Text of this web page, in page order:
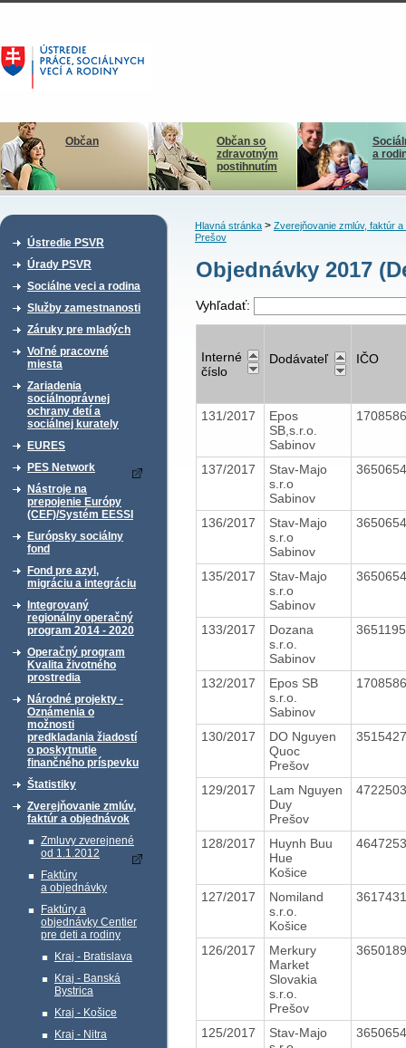
Občan
Občan so
zdravotným
postihnutím
a
Ústredie PSVR
Úrady PSVR
Sociálne veci a rodina
Služby zamestnanosti
Záruky pre mladých
Voľné pracovné
miesta
Zariadenia
sociálnoprávnej
ochrany detí a
sociálnej kurately
EURES
PES Network
Nástroje na
prepojenie Európy
(CEF)/Systém EESSI
Európsky sociálny
fond
Fond pre azyl,
migráciu a integráciu
Integrovaný
regionálny operačný
program 2014 - 2020
Operačný program
Kvalita životného
prostredia
Národné projekty -
Oznámenia o
možnosti
predkladania žiadostí
o poskytnutie
finančného príspevku
Štatistiky
Zverejňovanie zmlúv,
faktúr a objednávok
Zmluvy zverejnené
od 1.1.2012
Faktúry
a objednávky
Faktúry a
objednávky Centier
pre deti a rodiny
Kraj - Bratislava
Kraj - Banská
Bystrica
Kraj - Košice
Kraj - Nitra
Hlavná stránka> Zverejňovanie zmlúv, faktúr a
Prešov
Objednávky 2017
Vyhľadať:
Interné
číslo
Dodávateľ IČO
131/2017
Epos
SB,s.r.o.
Sabinov
137/2017
Stav-Majo
s.r.o
Sabinov
136/2017
Stav-Majo
s.r.o
Sabinov
135/2017
Stav-Majo
s.r.o
Sabinov
133/2017
Dozana
s.r.o.
Sabinov
132/2017
Epos SB
s.r.o.
Sabinov
130/2017
DO Nguyen
Quoc
Prešov
129/2017
Lam Nguyen
Duy
Prešov
128/2017
Huynh Buu
Hue
Košice
127/2017
Nomiland
s.r.o.
Košice
126/2017
Merkury
Market
Slovakia
s.r.o.
Prešov
125/2017
Stav-Majo